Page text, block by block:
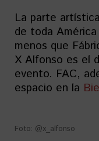
La parte
de toda
menos que
X Alfonso es el
evento. FAC,
espacio en la
Foto: @x_alfonso